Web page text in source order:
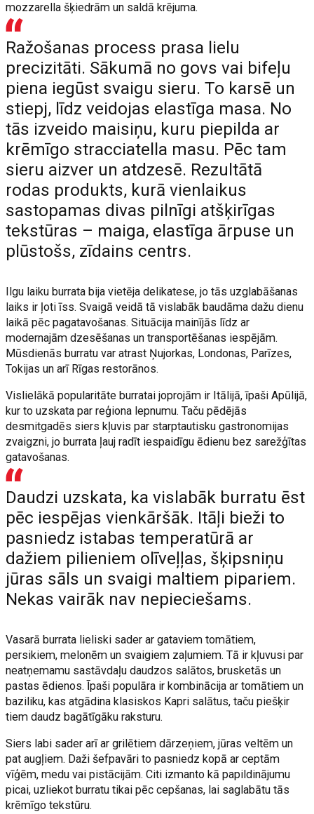
mozzarella šķiedrām un saldā krējuma.
Ražošanas process prasa lielu
precizitāti. Sākumā no govs vai bifeļu
piena iegūst svaigu sieru. To karsē un
stiepj, līdz veidojas elastīga masa. No
tās izveido maisiņu, kuru piepilda ar
krēmīgo stracciatella masu. Pēc tam
sieru aizver un atdzesē. Rezultātā
rodas produkts, kurā vienlaikus
sastopamas divas pilnīgi atšķirīgas
tekstūras – maiga, elastīga ārpuse un
plūstošs, zīdains centrs.
Ilgu laiku burrata bija vietēja delikatese, jo tās uzglabāšanas
laiks ir ļoti īss. Svaigā veidā tā vislabāk baudāma dažu dienu
laikā pēc pagatavošanas. Situācija mainījās līdz ar
modernajām dzesēšanas un transportēšanas iespējām.
Mūsdienās burratu var atrast Ņujorkas, Londonas, Parīzes,
Tokijas un arī Rīgas restorānos.
Vislielākā popularitāte burratai joprojām ir Itālijā, īpaši Apūlijā,
kur to uzskata par reģiona lepnumu. Taču pēdējās
desmitgadēs siers kļuvis par starptautisku gastronomijas
zvaigzni, jo burrata ļauj radīt iespaidīgu ēdienu bez sarežģītas
gatavošanas.
Daudzi uzskata, ka vislabāk burratu ēst
pēc iespējas vienkāršāk. Itāļi bieži to
pasniedz istabas temperatūrā ar
dažiem pilieniem olīveļļas, šķipsniņu
jūras sāls un svaigi maltiem pipariem.
Nekas vairāk nav nepieciešams.
Vasarā burrata lieliski sader ar gataviem tomātiem,
persikiem, melonēm un svaigiem zaļumiem. Tā ir kļuvusi par
neatņemamu sastāvdaļu daudzos salātos, brusketās un
pastas ēdienos. Īpaši populāra ir kombinācija ar tomātiem un
baziliku, kas atgādina klasiskos Kapri salātus, taču piešķir
tiem daudz bagātīgāku raksturu.
Siers labi sader arī ar grilētiem dārzeņiem, jūras veltēm un
pat augļiem. Daži šefpavāri to pasniedz kopā ar ceptām
vīģēm, medu vai pistācijām. Citi izmanto kā papildinājumu
picai, uzliekot burratu tikai pēc cepšanas, lai saglabātu tās
krēmīgo tekstūru.